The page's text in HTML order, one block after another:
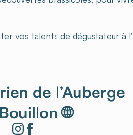
vos talents de dégustateur à
de l’Auberge
🌐